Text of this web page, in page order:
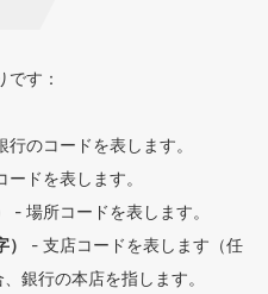
す：
行のコードを表します。
ードを表します。
- 場所コードを表します。
- 支店コードを表します（任
銀行の本店を指します。